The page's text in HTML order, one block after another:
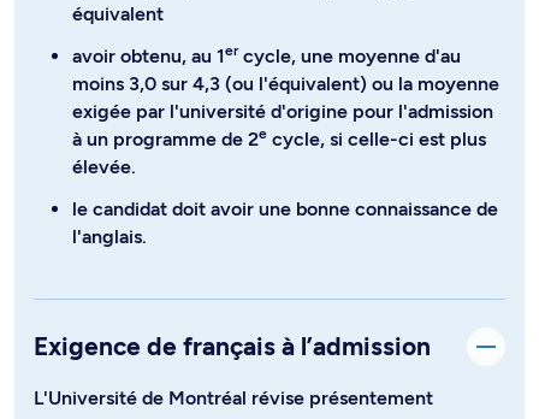
équivalent
avoir obtenu, au 1ercycle, une moyenne d'au
moins 3,0 sur 4,3 (ou l'équivalent) ou la moyenne
exigée par l'université d'origine pour l'admission
à un programme de 2e cycle, si celle-ci est plus
élevée.
le candidat doit avoir une bonne connaissance de
l'anglais.
Exigence de français à l’admission
L'Université de Montréal révise présentement